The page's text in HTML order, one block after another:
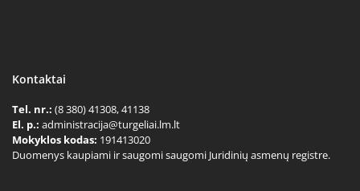
Kontaktai
Tel. nr.: (8 380) 41308, 41138
El. p.: administracija@turgeliai.lm.lt
Mokyklos kodas: 191413020
Duomenys kaupiami ir saugomi saugomi Juridinių asmenų registre.